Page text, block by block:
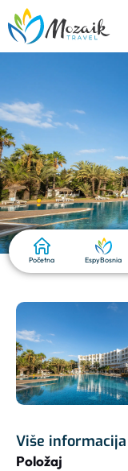
Početna EspyBosnia
Više informacija
Položaj